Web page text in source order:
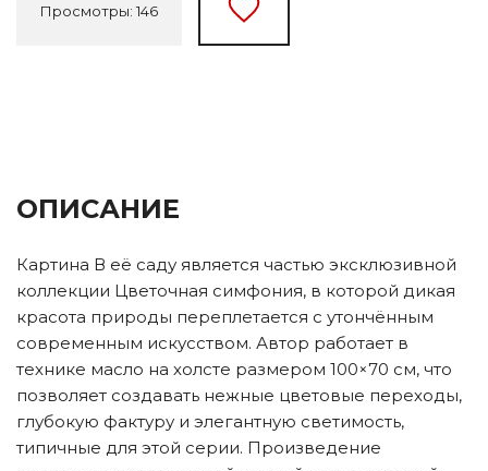
Просмотры: 146
ОПИСАНИЕ
Картина В её саду является частью эксклюзивной
коллекции Цветочная симфония, в которой дикая
красота природы переплетается с утончённым
современным искусством. Автор работает в
технике масло на холсте размером 100×70 см, что
позволяет создавать нежные цветовые переходы,
глубокую фактуру и элегантную светимость,
типичные для этой серии. Произведение